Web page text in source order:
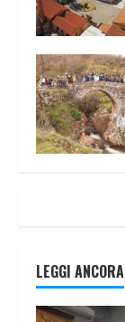
LEGGI ANCORA